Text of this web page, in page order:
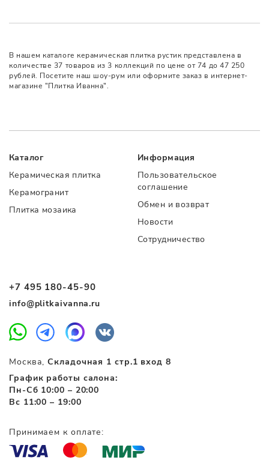
В нашем каталоге керамическая плитка рустик представлена в
количестве 37 товаров из 3 коллекций по цене от 74 до 47 250
рублей. Посетите наш шоу-рум или оформите заказ в интернет-
магазине "Плитка Иванна".
+7 495 180-45-90
info@plitkaivanna.ru
Москва,Складочная 1 стр.1 вход 8
График работы салона:
Пн-Сб 10:00 – 20:00
Вс 11:00 – 19:00
Каталог
Керамическая плитка
Керамогранит
Плитка мозаика
Информация
Пользовательское
соглашение
Обмен и возврат
Новости
Сотрудничество
Принимаем к оплате: